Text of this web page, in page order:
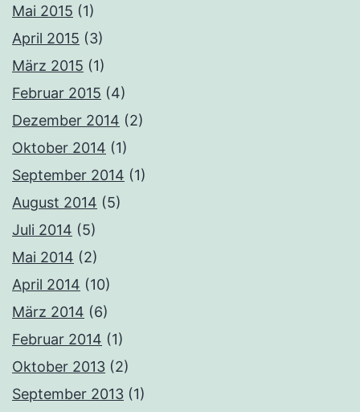
Mai 2015 (1)
April 2015 (3)
März 2015 (1)
Februar 2015 (4)
Dezember 2014 (2)
Oktober 2014 (1)
September 2014 (1)
August 2014 (5)
Juli 2014 (5)
Mai 2014 (2)
April 2014 (10)
März 2014 (6)
Februar 2014 (1)
Oktober 2013 (2)
September 2013 (1)